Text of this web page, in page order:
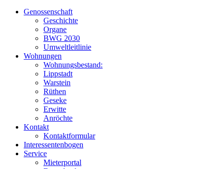
Genossenschaft
Geschichte
Organe
BWG 2030
Umweltleitlinie
Wohnungen
Wohnungsbestand:
Lippstadt
Warstein
Rüthen
Geseke
Erwitte
Anröchte
Kontakt
Kontaktformular
Interessentenbogen
Service
Mieterportal